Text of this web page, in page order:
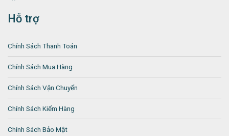
Hỗ trợ
Chính Sách Thanh Toán
Chính Sách Mua Hàng
Chính Sách Vận Chuyển
Chính Sách Kiểm Hàng
Chính Sách Bảo Mật